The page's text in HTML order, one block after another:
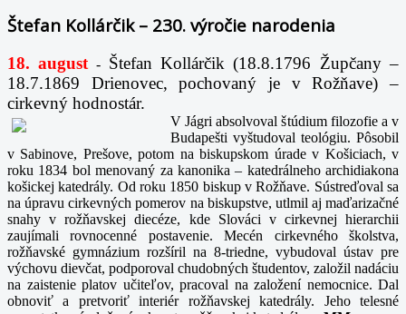
Štefan Kollárčik – 230. výročie narodenia
18. august -
Štefan Kollárčik (18.8.1796 Župčany –
18.7.1869 Drienovec, pochovaný je v Rožňave) –
cirkevný hodnostár.
V Jágri absolvoval štúdium filozofie a v
Budapešti vyštudoval teológiu. Pôsobil
v Sabinove, Prešove, potom na biskupskom úrade v Košiciach, v
roku 1834 bol menovaný za kanonika – katedrálneho archidiakona
košickej katedrály. Od roku 1850 biskup v Rožňave. Sústreďoval sa
na úpravu cirkevných pomerov na biskupstve, utlmil aj maďarizačné
snahy v rožňavskej diecéze, kde Slováci v cirkevnej hierarchii
zaujímali rovnocenné postavenie. Mecén cirkevného školstva,
rožňavské gymnázium rozšíril na 8-triedne, vybudoval ústav pre
výchovu dievčat, podporoval chudobných študentov, založil nadáciu
na zaistenie platov učiteľov, pracoval na založení nemocnice. Dal
obnoviť a pretvoriť interiér rožňavskej katedrály. Jeho telesné